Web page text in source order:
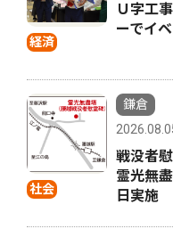
経済
Ｕ字工
ーでイ
社会
鎌倉
戦没者
霊光無
日実施